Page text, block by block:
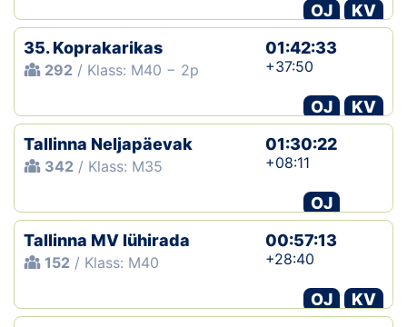
OJ
KV
35. Koprakarikas
292 / Klass: M40 − 2p
01:42:33
+37:50
OJ
KV
Tallinna Neljapäevak
342 / Klass: M35
01:30:22
+08:11
OJ
Tallinna MV lühirada
152 / Klass: M40
00:57:13
+28:40
OJ KV